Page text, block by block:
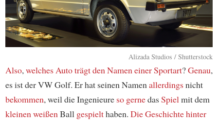
Alizada Studios / Shutterstock
Also,welches Autoträgt den Nameneiner Sportart?Genau,
es ist der VW Golf. Er hat seinen Namenallerdingsnicht
bekommen, weil die Ingenieure so gernedasSpielmit dem
kleinen weißenBall gespielthaben. Die Geschichte hinter